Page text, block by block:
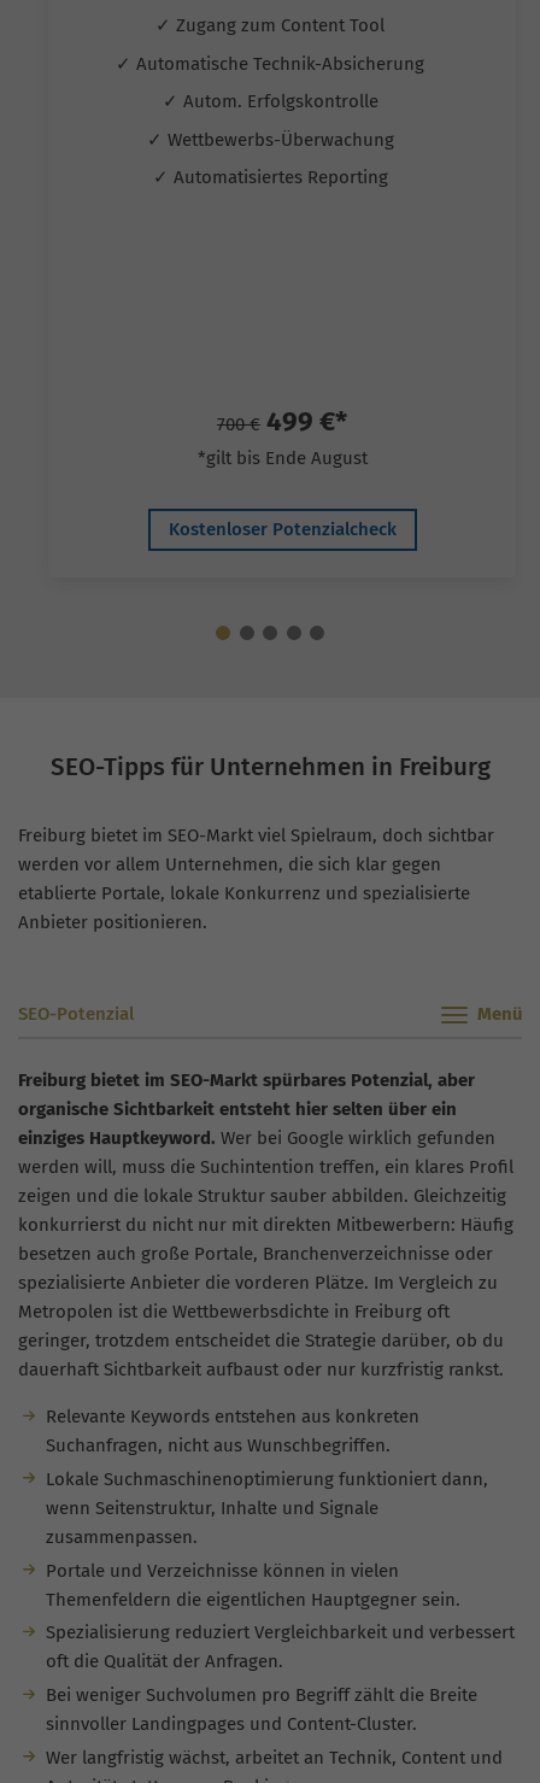
✓ Zugang zum Content Tool
✓ Automatische Technik-Absicherung
✓ Autom. Erfolgskontrolle
✓ Wettbewerbs-Überwachung
✓ Automatisiertes Reporting
700 € 499 €*
*gilt bis Ende August
Kostenloser Potenzialcheck
SEO-Tipps für Unternehmen in Freiburg
Freiburg bietet im SEO-Markt viel Spielraum, doch sichtbar
werden vor allem Unternehmen, die sich klar gegen
etablierte Portale, lokale Konkurrenz und spezialisierte
Anbieter positionieren.
SEO-Potenzial
Freiburg bietet im SEO-Markt spürbares Potenzial, aber
organische Sichtbarkeit entsteht hier selten über ein
einziges Hauptkeyword. Wer bei Google wirklich gefunden
werden will, muss die Suchintention treffen, ein klares Profil
zeigen und die lokale Struktur sauber abbilden. Gleichzeitig
konkurrierst du nicht nur mit direkten Mitbewerbern: Häufig
besetzen auch große Portale, Branchenverzeichnisse oder
spezialisierte Anbieter die vorderen Plätze. Im Vergleich zu
Metropolen ist die Wettbewerbsdichte in Freiburg oft
geringer, trotzdem entscheidet die Strategie darüber, ob du
dauerhaft Sichtbarkeit aufbaust oder nur kurzfristig rankst.
Relevante Keywords entstehen aus konkreten
Suchanfragen, nicht aus Wunschbegriffen.
Lokale Suchmaschinenoptimierung funktioniert dann,
wenn Seitenstruktur, Inhalte und Signale
zusammenpassen.
Portale und Verzeichnisse können in vielen
Themenfeldern die eigentlichen Hauptgegner sein.
Spezialisierung reduziert Vergleichbarkeit und verbessert
oft die Qualität der Anfragen.
Bei weniger Suchvolumen pro Begriff zählt die Breite
sinnvoller Landingpages und Content-Cluster.
Wer langfristig wächst, arbeitet an Technik, Content und